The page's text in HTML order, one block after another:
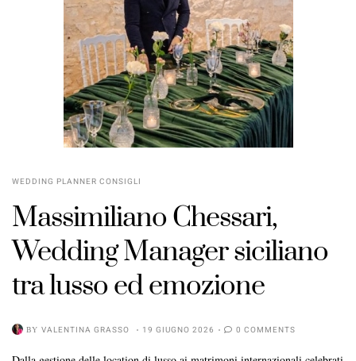
WEDDING PLANNER CONSIGLI
Massimiliano Chessari,
Wedding Manager siciliano
tra lusso ed emozione
BY VALENTINA GRASSO 19 GIUGNO 2026 0 COMMENTS
POSTED
ON